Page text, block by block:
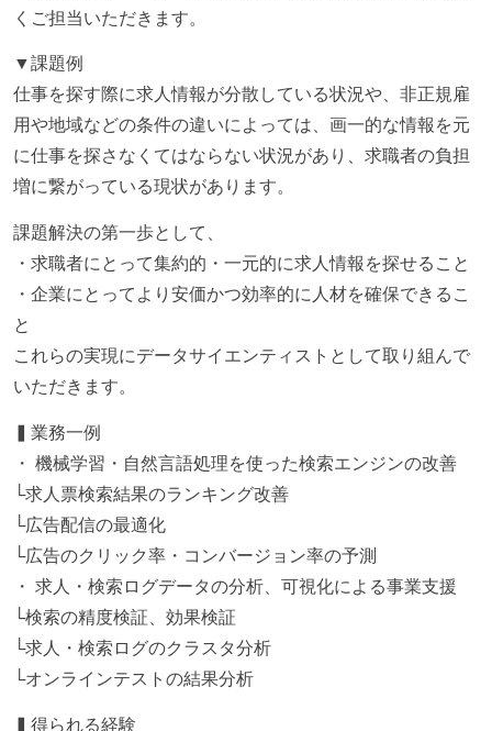
くご担当いただきます。
▼課題例
仕事を探す際に求人情報が分散している状況や、非正規雇
用や地域などの条件の違いによっては、画一的な情報を元
に仕事を探さなくてはならない状況があり、求職者の負担
増に繋がっている現状があります。
課題解決の第一歩として、
・求職者にとって集約的・一元的に求人情報を探せること
・企業にとってより安価かつ効率的に人材を確保できるこ
と
これらの実現にデータサイエンティストとして取り組んで
いただきます。
▍業務一例
・ 機械学習・自然言語処理を使った検索エンジンの改善
└求人票検索結果のランキング改善
└広告配信の最適化
└広告のクリック率・コンバージョン率の予測
・ 求人・検索ログデータの分析、可視化による事業支援
└検索の精度検証、効果検証
└求人・検索ログのクラスタ分析
└オンラインテストの結果分析
▍得られる経験